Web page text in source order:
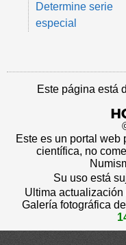
Determine serie
especial
Este página está
Este es un portal web
científica, no
Su uso está
Ultima actualización
Galería fotográfica de